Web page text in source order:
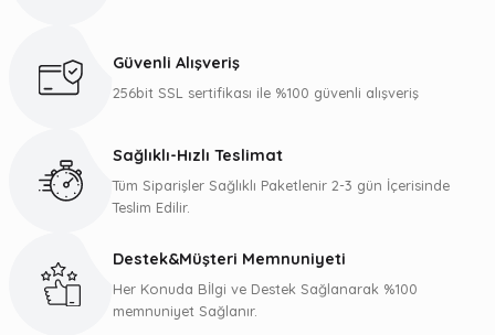
Güvenli Alışveriş
256bit SSL sertifikası ile %100 güvenli alışveriş
Sağlıklı-Hızlı Teslimat
Tüm Siparişler Sağlıklı Paketlenir 2-3 gün İçerisinde
Teslim Edilir.
Destek&Müşteri Memnuniyeti
Her Konuda Bİlgi ve Destek Sağlanarak %100
memnuniyet Sağlanır.